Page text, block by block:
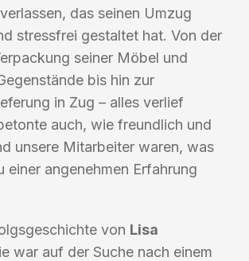
das seinen Umzug
stressfrei gestaltet hat. Von der
seiner Möbel und
bis hin zur
in Zug – alles verlief
auch, wie freundlich und
unsere Mitarbeiter waren, was
einer angenehmen Erfahrung
von Lisa
war auf der Suche nach einem